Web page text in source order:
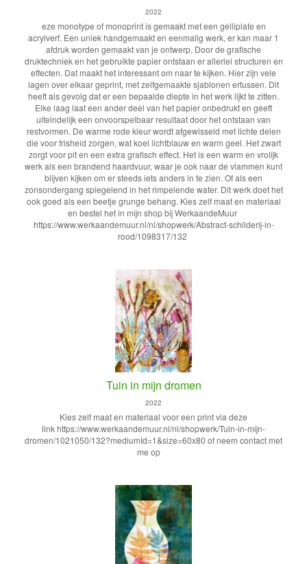
2022
eze monotype of monoprint is gemaakt met een gelliplate en
acrylverf. Een uniek handgemaakt en eenmalig werk, er kan maar 1
afdruk worden gemaakt van je ontwerp. Door de grafische
druktechniek en het gebruikte papier ontstaan er allerlei structuren en
effecten. Dat maakt het interessant om naar te kijken. Hier zijn vele
lagen over elkaar geprint, met zelfgemaakte sjablonen ertussen. Dit
heeft als gevolg dat er een bepaalde diepte in het werk lijkt te zitten.
Elke laag laat een ander deel van het papier onbedrukt en geeft
uiteindelijk een onvoorspelbaar resultaat door het ontstaan van
restvormen. De warme rode kleur wordt afgewisseld met lichte delen
die voor frisheid zorgen, wat koel lichtblauw en warm geel. Het zwart
zorgt voor pit en een extra grafisch effect. Het is een warm en vrolijk
werk als een brandend haardvuur, waar je ook naar de vlammen kunt
blijven kijken om er steeds iets anders in te zien. Of als een
zonsondergang spiegelend in het rimpelende water. Dit werk doet het
ook goed als een beetje grunge behang. Kies zelf maat en materiaal
en bestel het in mijn shop bij WerkaandeMuur
https://www.werkaandemuur.nl/nl/shopwerk/Abstract-schilderij-in-
rood/1098317/132
Tuin in mijn dromen
2022
Kies zelf maat en materiaal voor een print via deze
link https://www.werkaandemuur.nl/nl/shopwerk/Tuin-in-mijn-
dromen/1021050/132?mediumId=1&size=60x80 of neem contact met
me op